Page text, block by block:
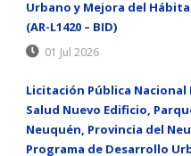
Urbano y Mejora del
(AR-L1420 – BID)
01 Jul 2026
Licitación Pública Nacional
Salud Nuevo Edificio,
Neuquén, Provincia del
Programa de Desarrollo